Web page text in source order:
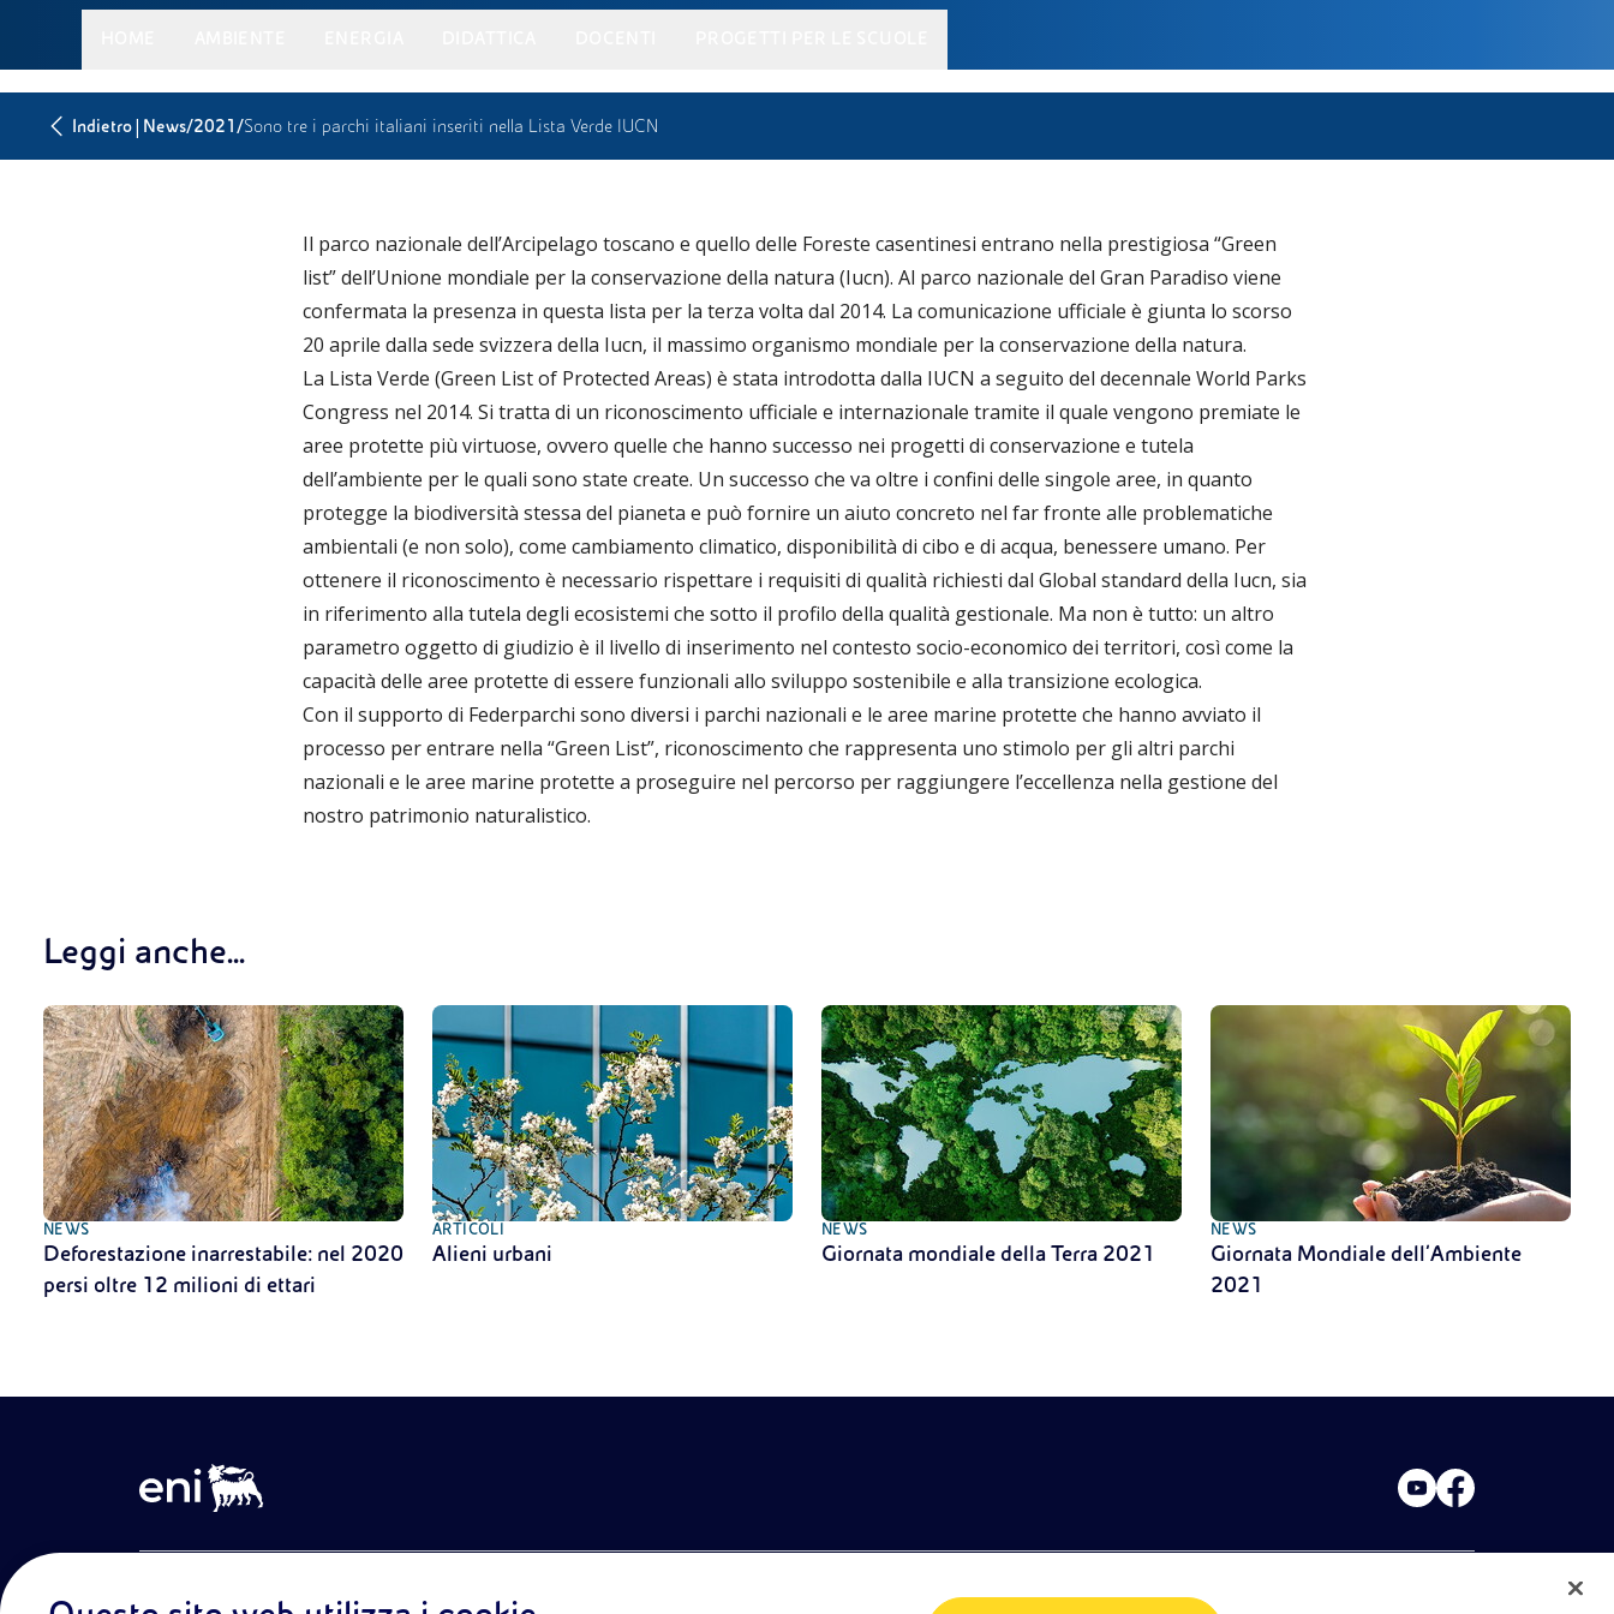
Indietro| News/2021/Sono tre i parchi italiani inseriti nella Lista Verde IUCN
Il parco nazionale dell’Arcipelago toscano e quello delle Foreste casentinesi entrano nella prestigiosa “Green
list” dell’Unione mondiale per la conservazione della natura (Iucn). Al parco nazionale del Gran Paradiso viene
confermata la presenza in questa lista per la terza volta dal 2014. La comunicazione ufficiale è giunta lo scorso
20 aprile dalla sede svizzera della Iucn, il massimo organismo mondiale per la conservazione della natura.
La Lista Verde (Green List of Protected Areas) è stata introdotta dalla IUCN a seguito del decennale World Parks
Congress nel 2014. Si tratta di un riconoscimento ufficiale e internazionale tramite il quale vengono premiate le
aree protette più virtuose, ovvero quelle che hanno successo nei progetti di conservazione e tutela
dell’ambiente per le quali sono state create. Un successo che va oltre i confini delle singole aree, in quanto
protegge la biodiversità stessa del pianeta e può fornire un aiuto concreto nel far fronte alle problematiche
ambientali (e non solo), come cambiamento climatico, disponibilità di cibo e di acqua, benessere umano. Per
ottenere il riconoscimento è necessario rispettare i requisiti di qualità richiesti dal Global standard della Iucn, sia
in riferimento alla tutela degli ecosistemi che sotto il profilo della qualità gestionale. Ma non è tutto: un altro
parametro oggetto di giudizio è il livello di inserimento nel contesto socio-economico dei territori, così come la
capacità delle aree protette di essere funzionali allo sviluppo sostenibile e alla transizione ecologica.
Con il supporto di Federparchi sono diversi i parchi nazionali e le aree marine protette che hanno avviato il
processo per entrare nella “Green List”, riconoscimento che rappresenta uno stimolo per gli altri parchi
nazionali e le aree marine protette a proseguire nel percorso per raggiungere l’eccellenza nella gestione del
nostro patrimonio naturalistico.
Leggi anche...
NEWS
Deforestazione inarrestabile: nel 2020
persi oltre 12 milioni di ettari
ARTICOLI
Alieni urbani
NEWS
Giornata mondiale della Terra 2021
NEWS
Giornata Mondiale dell’Ambiente
2021
Entra nel mondo Eniscuola.Scopri gli strumenti e le metodologie